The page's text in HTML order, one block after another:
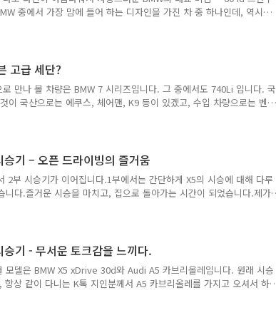
중에서 가장 맘에 들어 하는 디자인을 가진 차 중 하나인데, 역시
이더군요 ^^ 뭐, 그란 쿠페 말고도 4도어 쿠페형 세단은 여러 종류가
는 A7, 그리고 폭스바겐에는 CC가… 그리고 요런 것을 따라서 라인을
다고 보기 힘든데, 그란쿠페는 M6나 630i, d 쿠페에 문을 두 개 더
고급 세단?
만나 볼 차량은 BMW 7 시리즈입니다. 그 중에서도 740Li 입니다. 국
이 국산으로는 에쿠스, 체어맨, K9 등이 있겠고, 수입 차량으로는 벤
니다. 다 같은 그레이드의 차량이지만 저마다 성격이 달라서 차이점
급 대형 세단은 어떨지 한번 만나보도록 하겠습니다. ^^ 보통 고급 대
그 교과서적인 내용에 얼마나 충실했는지, 아니면 그 틀을 벗어나서
기 – 오픈 드라이빙의 즐거움
2부 시승기가 이어집니다.1부에서는 간단하게 X5의 시승에 대해 다루
다.즐거운 시승을 마치고, 집으로 돌아가는 시간이 되었습니다.제가
가 나서, 공업사에 맡기게 되었고, 그래서 A5 카브리올레를 제가 몰
전 주유소에 들려서 고급유를 가득 먹여 줍니다. 아직 주행을 거의
풍기고 있습니다.참 독일 3사는 그 나름대로의 특징들이 뚜렷한 듯 하
단아..
기 - 무서운 토크감을 느끼다.
모델은 BMW X5 xDrive 30d와 Audi A5 카브리올레입니다. 원래 시승
상 같이 다니는 K톡 지인분께서 A5 카브리올레를 가지고 오셔서 하
퇴근 후 같이 모여 출발 하기로 했죠. - 출발 X5를 시승하기 위해
도 Audi의 디자인은 선이 담백하고 아름답습니다. ^^ 금요일 저녁이